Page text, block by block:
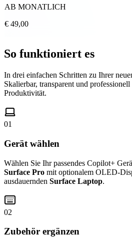
AB MONATLICH
€ 49,00
So funktioniert es
In drei einfachen Schritten zu Ihrer
Skalierbar, transparent und
Produktivität.
01
Gerät wählen
Wählen Sie Ihr passendes Copilot+
Surface Pro mit optionalem OLED-
ausdauernden Surface Laptop.
02
Zubehör ergänzen